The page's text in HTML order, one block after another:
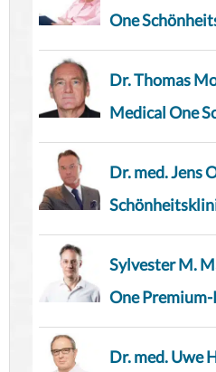
One
Dr. Thomas
Medical One
Dr. med. Jens
Sylvester M.
One
Dr. med. Uwe